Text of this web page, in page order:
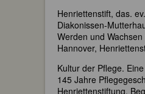
Henriettenstift, das.
Diakonissen-
Werden und
Hannover,
Kultur der Pflege.
145 Jahre
Henriettenstiftung.